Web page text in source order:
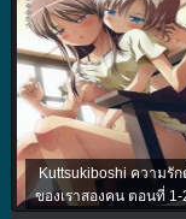
Kuttsukiboshi ความรั
ของเราสองคน ตอนที่